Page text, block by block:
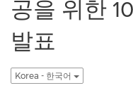
공을 위한
발표
Korea - 한국어